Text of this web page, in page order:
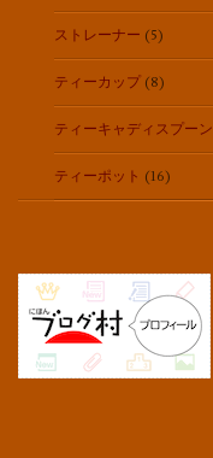
ストレーナー (5)
ティーカップ (8)
ティーキャディスプーン
ティーポット (16)